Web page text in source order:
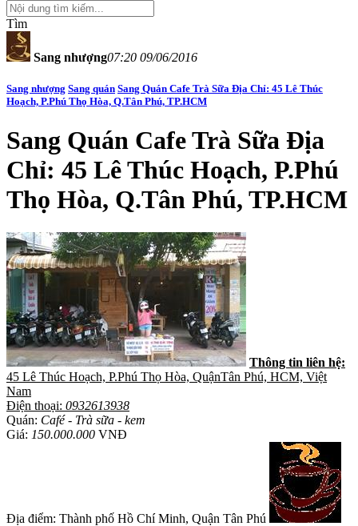
Tìm
Sang nhượng07:20 09/06/2016
Sang nhượng Sang quán Sang Quán Cafe Trà Sữa Địa Chỉ: 45 Lê Thúc
Hoạch, P.Phú Thọ Hòa, Q.Tân Phú, TP.HCM
Sang Quán Cafe Trà Sữa Địa
Chỉ: 45 Lê Thúc Hoạch, P.Phú
Thọ Hòa, Q.Tân Phú, TP.HCM
Thông tin liên hệ:
45 Lê Thúc Hoạch, P.Phú Thọ Hòa, QuậnTân Phú, HCM, Việt
Nam
Điện thoại: 0932613938
Quán: Café - Trà sữa - kem
Giá: 150.000.000 VNĐ
Địa điểm: Thành phố Hồ Chí Minh, Quận Tân Phú